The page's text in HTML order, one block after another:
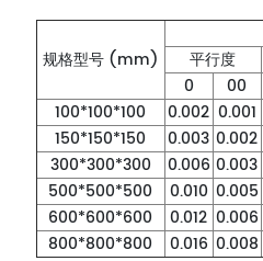
规格型号 (mm)
平行度
0
00
100*100*100
0.002 0.001
150*150*150
0.003 0.002
300*300*300
0.006 0.003
500*500*500
0.010 0.005
600*600*600
0.012 0.006
800*800*800
0.016 0.008